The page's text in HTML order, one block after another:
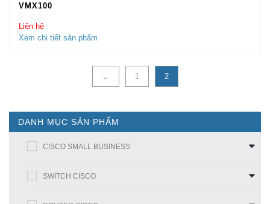
VMX100
Liên hệ
Xem chi tiết sản phẩm
← 1 2
DANH MỤC SẢN PHẨM
CISCO SMALL BUSINESS
SWITCH CISCO